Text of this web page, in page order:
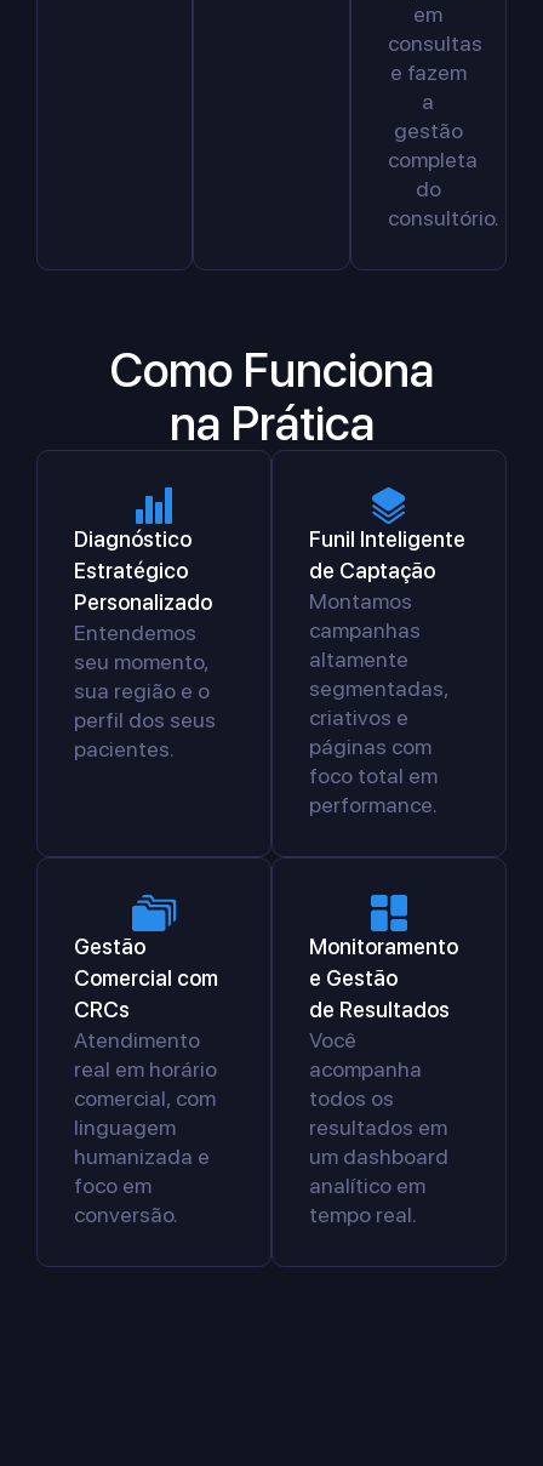
em
consultas
e fazem
a
gestão
completa
do
consultório.
Como Funciona
na Prática
Diagnóstico
Estratégico
Personalizado
Entendemos
seu momento,
sua região e o
perfil dos seus
pacientes.
Funil Inteligente
de Captação
Montamos
campanhas
altamente
segmentadas,
criativos e
páginas com
foco total em
performance.
Gestão
Comercial com
CRCs
Atendimento
real em horário
comercial, com
linguagem
humanizada e
foco em
conversão.
Monitoramento
e Gestão
de Resultados
Você
acompanha
todos os
resultados em
um dashboard
analítico em
tempo real.